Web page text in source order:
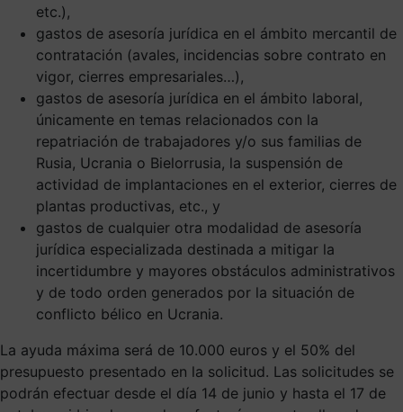
etc.),
gastos de asesoría jurídica en el ámbito mercantil de
contratación (avales, incidencias sobre contrato en
vigor, cierres empresariales…),
gastos de asesoría jurídica en el ámbito laboral,
únicamente en temas relacionados con la
repatriación de trabajadores y/o sus familias de
Rusia, Ucrania o Bielorrusia, la suspensión de
actividad de implantaciones en el exterior, cierres de
plantas productivas, etc., y
gastos de cualquier otra modalidad de asesoría
jurídica especializada destinada a mitigar la
incertidumbre y mayores obstáculos administrativos
y de todo orden generados por la situación de
conflicto bélico en Ucrania.
La ayuda máxima será de 10.000 euros y el 50% del
presupuesto presentado en la solicitud. Las solicitudes se
podrán efectuar desde el día 14 de junio y hasta el 17 de